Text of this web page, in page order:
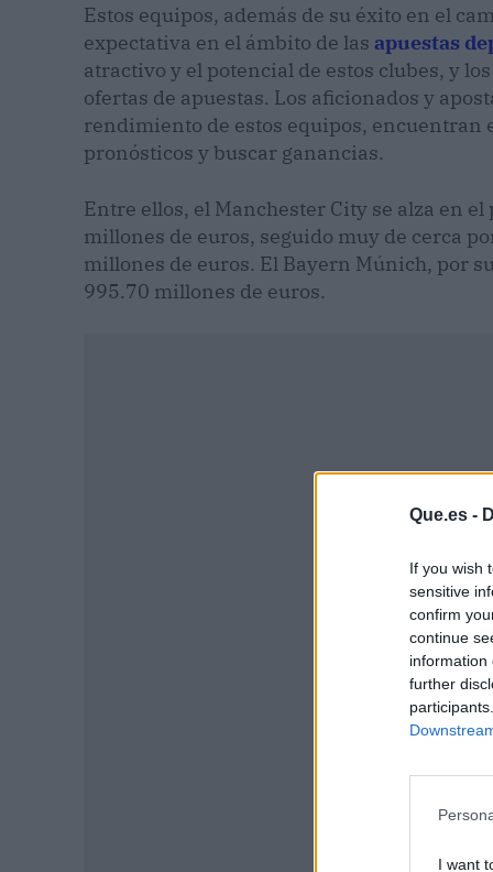
Que.es -
If you wish
sensitive
confirm
continue
information
further
I want
Estos equipos, además de su éxito en el
expectativa en el ámbito de las apuestas
atractivo y el potencial de estos clubes, y
ofertas de apuestas. Los aficionados y
rendimiento de estos equipos, encuentran
pronósticos y buscar ganancias.
Entre ellos, el Manchester City se alza en
millones de euros, seguido muy de cerca
millones de euros. El Bayern Múnich, por
995.70 millones de euros.